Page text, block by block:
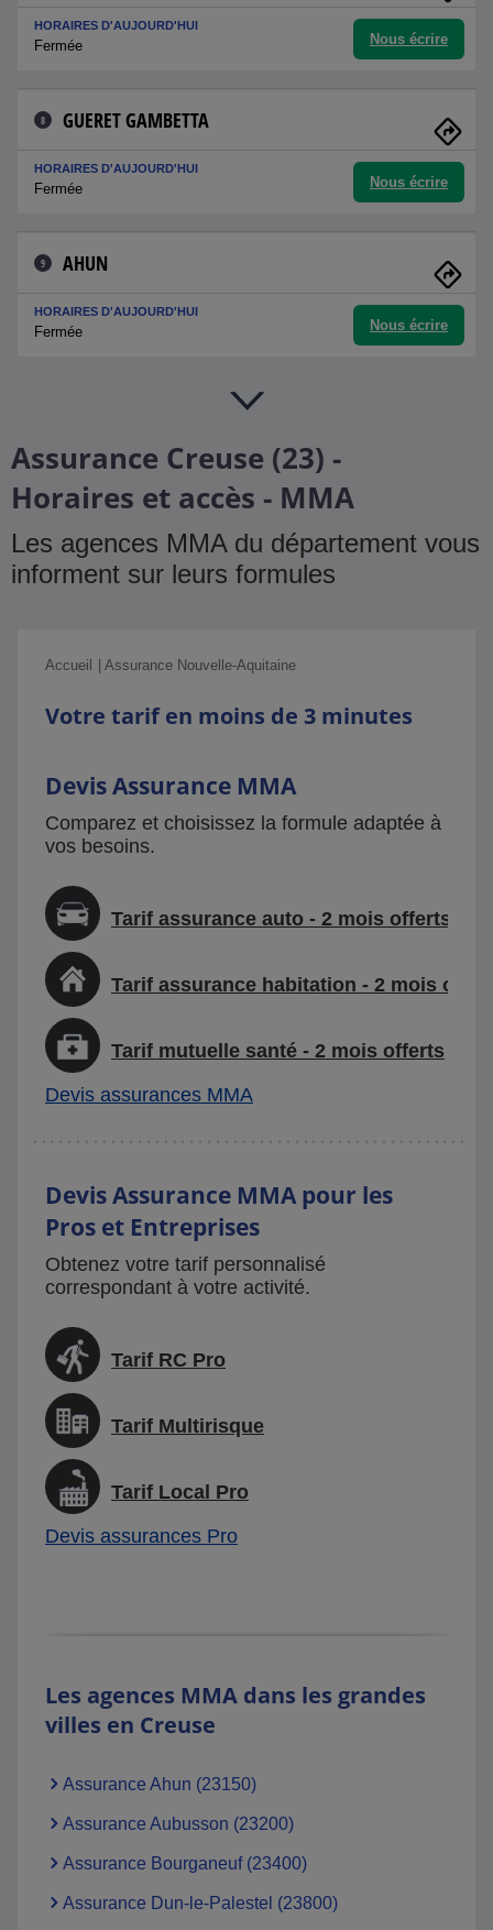
HORAIRES D'AUJOURD'HUI
Fermée Nous écrire
8 GUERET GAMBETTA
HORAIRES D'AUJOURD'HUI
Fermée Nous écrire
9 AHUN
HORAIRES D'AUJOURD'HUI
Fermée Nous écrire
Assurance Creuse (23) -
Horaires et accès - MMA
Les agences MMA du département vous
informent sur leurs formules
Accueil Assurance Nouvelle-Aquitaine
Votre tarif en moins de 3 minutes
Devis Assurance MMA
Comparez et choisissez la formule adaptée à
vos besoins.
Tarif assurance auto - 2 mois offerts
Tarif assurance habitation - 2 mois
Tarif mutuelle santé - 2 mois offerts
Devis assurances MMA
Devis Assurance MMA pour les
Pros et Entreprises
Obtenez votre tarif personnalisé
correspondant à votre activité.
Tarif RC Pro
Tarif Multirisque
Tarif Local Pro
Devis assurances Pro
Les agences MMA dans les grandes
villes en Creuse
Assurance Ahun (23150)
Assurance Aubusson (23200)
Assurance Bourganeuf (23400)
Assurance Dun-le-Palestel (23800)